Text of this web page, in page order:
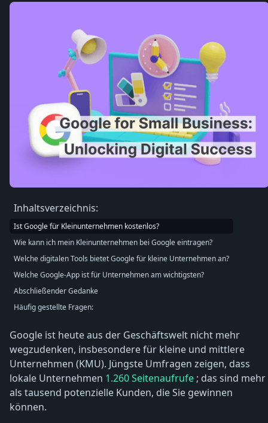
Inhaltsverzeichnis:
Ist Google für Kleinunternehmen kostenlos?
Wie kann ich mein Kleinunternehmen bei Google eintragen?
Welche digitalen Tools bietet Google für kleine Unternehmen an?
Welche Google-App ist für Unternehmen am wichtigsten?
Abschließender Gedanke
Häufig gestellte Fragen:
Google ist heute aus der Geschäftswelt nicht mehr
wegzudenken, insbesondere für kleine und mittlere
Unternehmen (KMU). Jüngste Umfragen zeigen, dass
lokale Unternehmen 1.260 Seitenaufrufe ; das sind mehr
als tausend potenzielle Kunden, die Sie gewinnen
können.